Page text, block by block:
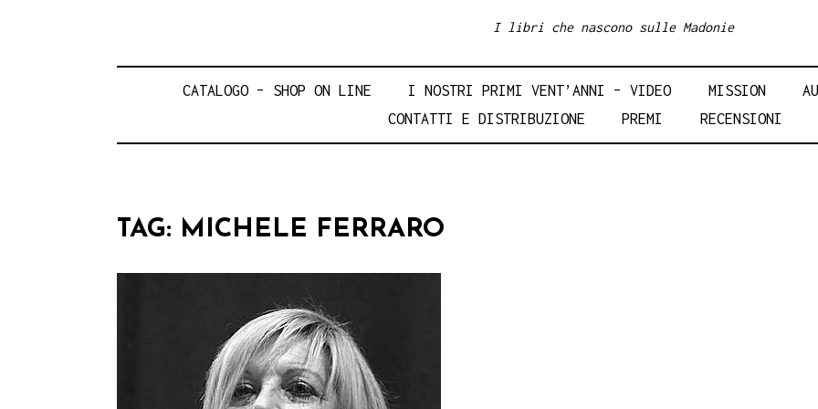
I libri che nascono sulle Madonie
CATALOGO – SHOP ON LINE I NOSTRI PRIMI VENT’ANNI – VIDEO MISSION
CONTATTI E DISTRIBUZIONE
PREMI RECENSIONI
TAG: MICHELE FERRARO